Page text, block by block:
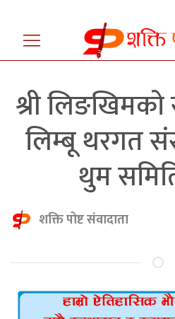
श्री
लिम्बू थरगत
थुम
शक्ति पोष्ट संवादाता